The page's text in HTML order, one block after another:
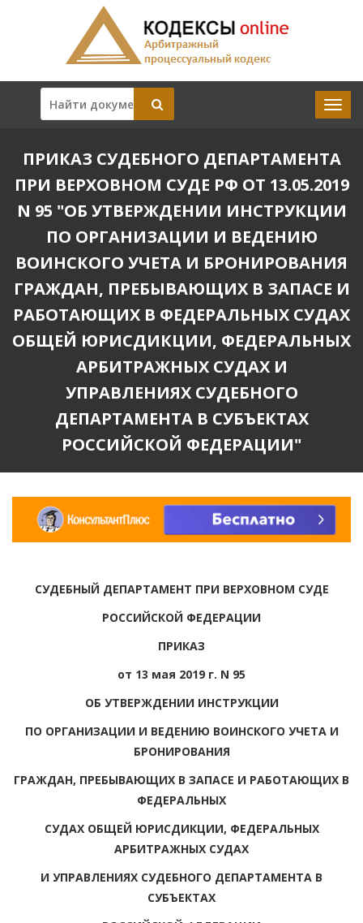
ПРИКАЗ СУДЕБНОГО ДЕПАРТАМЕНТА
ПРИ ВЕРХОВНОМ СУДЕ РФ ОТ 13.05.2019
N 95 "ОБ УТВЕРЖДЕНИИ ИНСТРУКЦИИ
ПО ОРГАНИЗАЦИИ И ВЕДЕНИЮ
ВОИНСКОГО УЧЕТА И БРОНИРОВАНИЯ
ГРАЖДАН, ПРЕБЫВАЮЩИХ В ЗАПАСЕ И
РАБОТАЮЩИХ В ФЕДЕРАЛЬНЫХ СУДАХ
ОБЩЕЙ ЮРИСДИКЦИИ, ФЕДЕРАЛЬНЫХ
АРБИТРАЖНЫХ СУДАХ И
УПРАВЛЕНИЯХ СУДЕБНОГО
ДЕПАРТАМЕНТА В СУБЪЕКТАХ
РОССИЙСКОЙ ФЕДЕРАЦИИ"
СУДЕБНЫЙ ДЕПАРТАМЕНТ ПРИ ВЕРХОВНОМ СУДЕ
РОССИЙСКОЙ ФЕДЕРАЦИИ
ПРИКАЗ
от 13 мая 2019 г. N 95
ОБ УТВЕРЖДЕНИИ ИНСТРУКЦИИ
ПО ОРГАНИЗАЦИИ И ВЕДЕНИЮ ВОИНСКОГО УЧЕТА И
БРОНИРОВАНИЯ
ГРАЖДАН, ПРЕБЫВАЮЩИХ В ЗАПАСЕ И РАБОТАЮЩИХ В
ФЕДЕРАЛЬНЫХ
СУДАХ ОБЩЕЙ ЮРИСДИКЦИИ, ФЕДЕРАЛЬНЫХ
АРБИТРАЖНЫХ СУДАХ
И УПРАВЛЕНИЯХ СУДЕБНОГО ДЕПАРТАМЕНТА В
СУБЪЕКТАХ